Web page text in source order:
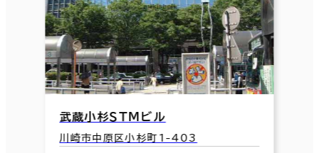
武蔵小杉ＳＴＭビル
川崎市中原区小杉町1-403